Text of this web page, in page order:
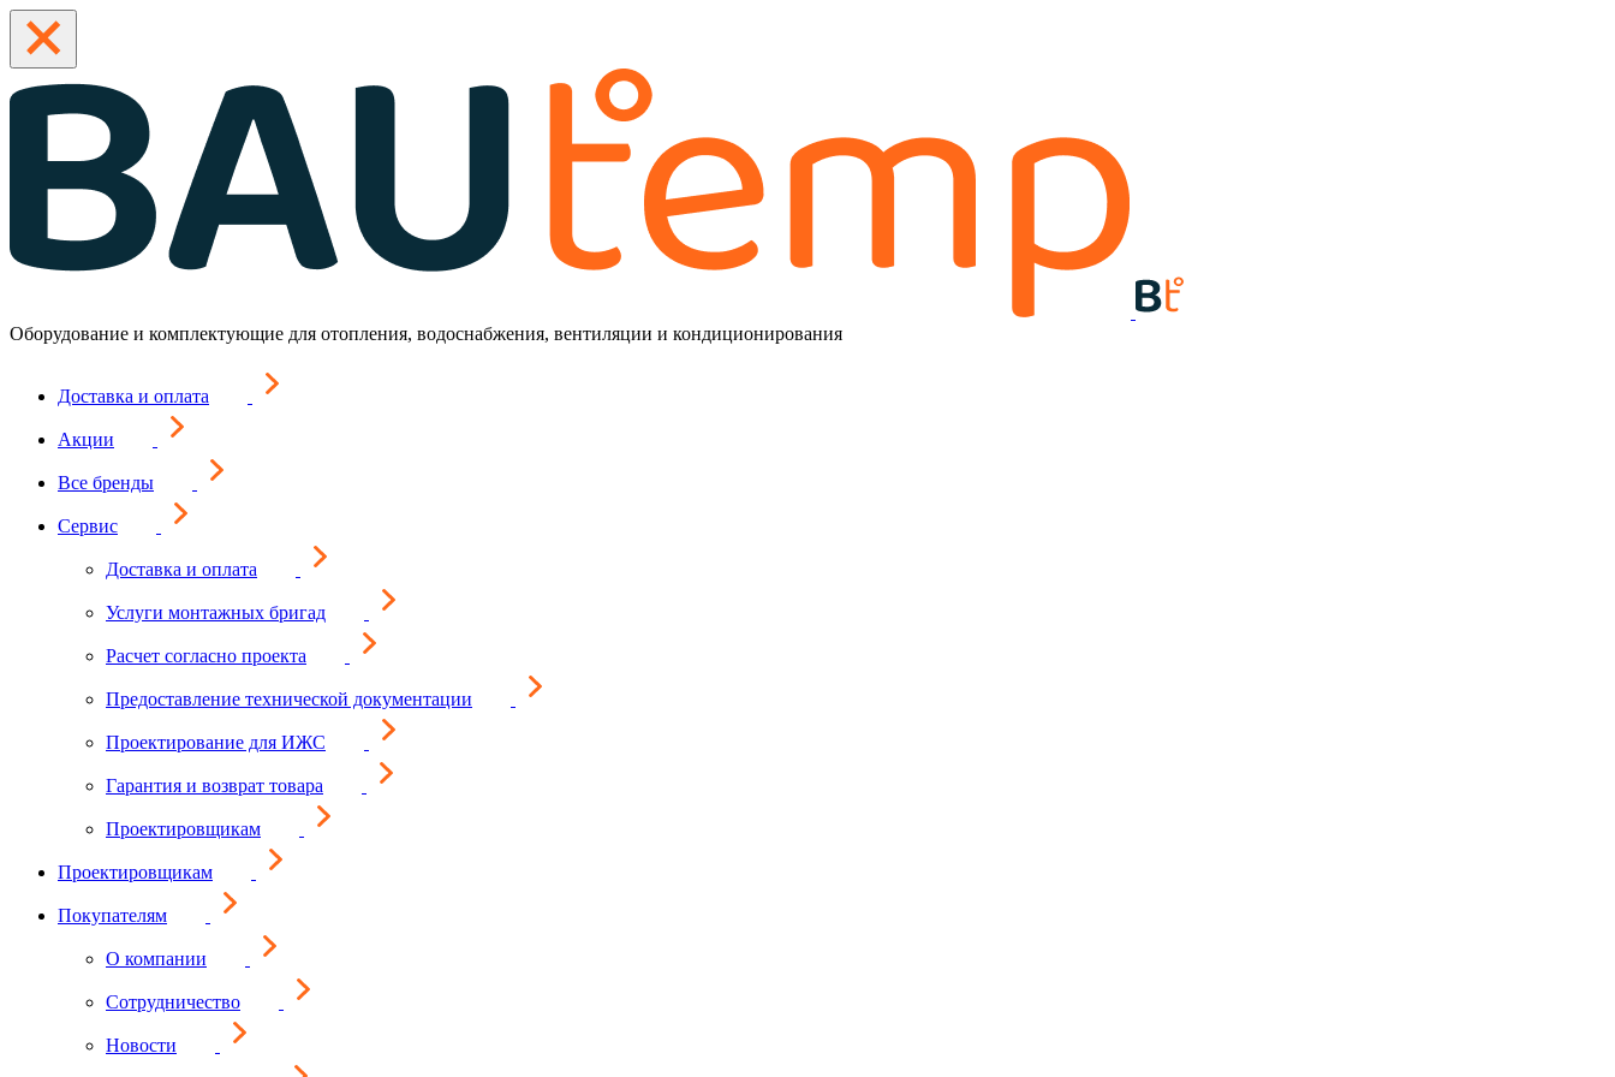
Оборудование и комплектующие для отопления, водоснабжения, вентиляции и кондиционирования
Доставка и оплата
Акции
Все бренды
Сервис
Доставка и оплата
Услуги монтажных бригад
Расчет согласно проекта
Предоставление технической документации
Проектирование для ИЖС
Гарантия и возврат товара
Проектировщикам
Проектировщикам
Покупателям
О компании
Сотрудничество
Новости